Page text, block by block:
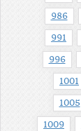
986
991
996
1001
1005
1009